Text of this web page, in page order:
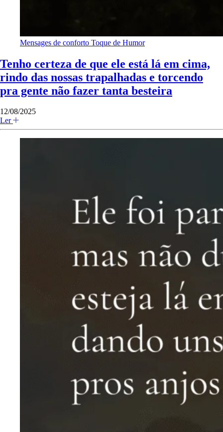
Mensages de conforto Toque de Humor
Tenho certeza de que ele está lá em cima,
rindo das nossas trapalhadas e torcendo
pra gente não fazer tanta besteira
12/08/2025
Ler